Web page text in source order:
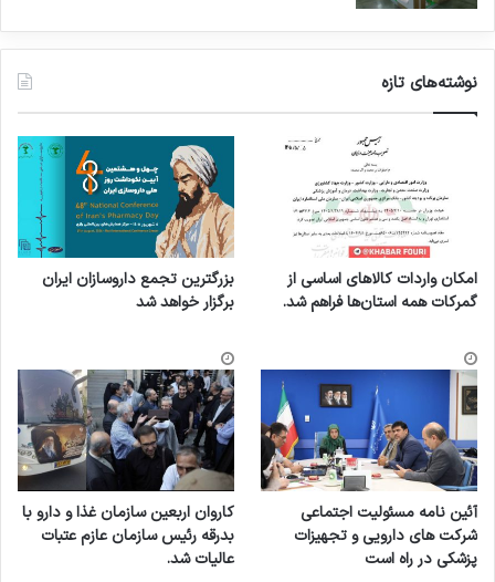
نوشته‌های تازه
امکان واردات کالاهای اساسی از
گمرکات همه استان‌ها فراهم شد.
بزرگترین تجمع داروسازان ایران
برگزار خواهد شد
آئین نامه مسئولیت اجتماعی
شرکت های دارویی و تجهیزات
پزشکی در راه است
کاروان اربعین سازمان غذا و دارو با
بدرقه رئیس سازمان عازم عتبات
عالیات شد.